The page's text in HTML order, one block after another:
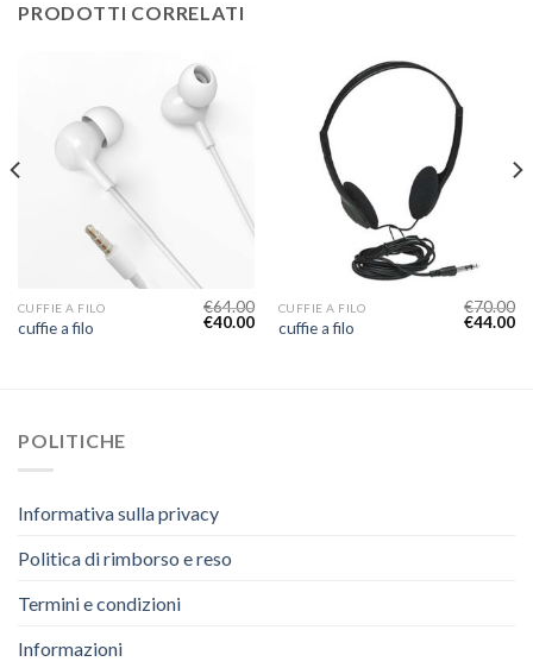
PRODOTTI CORRELATI
CUFFIE A FILO
cuffie a filo
€64.00
€40.00
CUFFIE A FILO
cuffie a filo
€70.00
€44.00
POLITICHE
Informativa sulla privacy
Politica di rimborso e reso
Termini e condizioni
Informazioni